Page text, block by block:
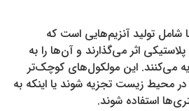
شامل تولید آنزیم‌هایی است که
اثر می‌گذارند و آن‌ها را به
می‌کنند. این مولکول‌های کوچک‌تر
محیط زیست تجزیه شوند یا اینکه به
استفاده شوند.